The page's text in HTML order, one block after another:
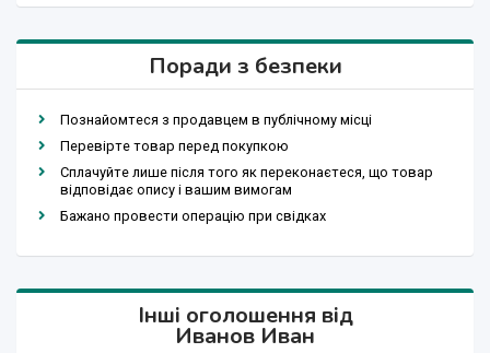
Поради з безпеки
Познайомтеся з продавцем в публічному місці
Перевірте товар перед покупкою
Сплачуйте лише після того як переконаєтеся, що товар
відповідає опису і вашим вимогам
Бажано провести операцію при свідках
Інші оголошення від
Иванов Иван